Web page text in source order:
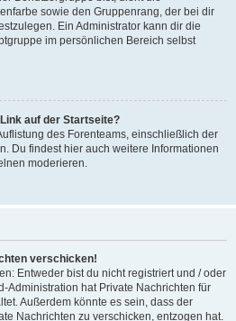
sowie den Gruppenrang, der bei dir
Ein Administrator kann dir die
im persönlichen Bereich selbst
auf der Startseite?
des Forenteams, einschließlich der
Du findest hier auch weitere Informationen
moderieren.
verschicken!
Entweder bist du nicht registriert und / oder
Administration hat Private Nachrichten für
Außerdem könnte es sein, dass der
Nachrichten zu verschicken, entzogen hat.